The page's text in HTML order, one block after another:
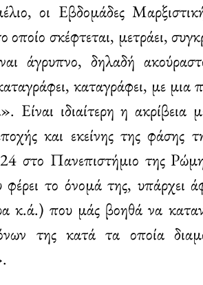
οι Εβδομάδες
οποίο σκέφτεται, μετράει,
άγρυπνο, δηλαδή
καταγράφει, με μια
Είναι ιδιαίτερη η
και εκείνης της
στο Πανεπιστήμιο της
το όνομά της, υπάρχει
κ.ά.) που μάς βοηθά να
της κατά τα οποία